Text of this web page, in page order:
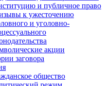
и публичное право
к ужесточению
и уголовно-
акции
заговора
общество